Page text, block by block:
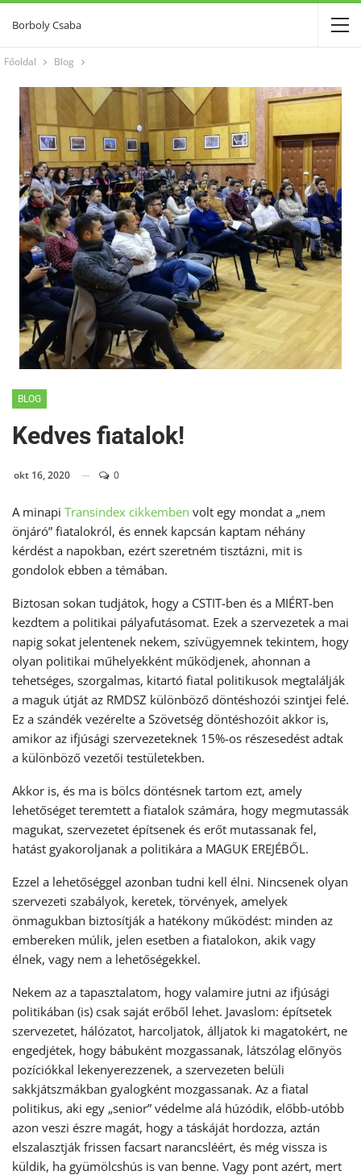
Borboly Csaba
Főoldal Blog
BLOG
Kedves fiatalok!
okt 16, 2020 0
A minapi Transindex cikkemben volt egy mondat a „nem
önjáró” fiatalokról, és ennek kapcsán kaptam néhány
kérdést a napokban, ezért szeretném tisztázni, mit is
gondolok ebben a témában.
Biztosan sokan tudjátok, hogy a CSTIT-ben és a MIÉRT-ben
kezdtem a politikai pályafutásomat. Ezek a szervezetek a mai
napig sokat jelentenek nekem, szívügyemnek tekintem, hogy
olyan politikai műhelyekként működjenek, ahonnan a
tehetséges, szorgalmas, kitartó fiatal politikusok megtalálják
a maguk útját az RMDSZ különböző döntéshozói szintjei felé.
Ez a szándék vezérelte a Szövetség döntéshozóit akkor is,
amikor az ifjúsági szervezeteknek 15%-os részesedést adtak
a különböző vezetői testületekben.
Akkor is, és ma is bölcs döntésnek tartom ezt, amely
lehetőséget teremtett a fiatalok számára, hogy megmutassák
magukat, szervezetet építsenek és erőt mutassanak fel,
hatást gyakoroljanak a politikára a MAGUK EREJÉBŐL.
Ezzel a lehetőséggel azonban tudni kell élni. Nincsenek olyan
szervezeti szabályok, keretek, törvények, amelyek
önmagukban biztosítják a hatékony működést: minden az
embereken múlik, jelen esetben a fiatalokon, akik vagy
élnek, vagy nem a lehetőségekkel.
Nekem az a tapasztalatom, hogy valamire jutni az ifjúsági
politikában (is) csak saját erőből lehet. Javaslom: építsetek
szervezetet, hálózatot, harcoljatok, álljatok ki magatokért, ne
engedjétek, hogy bábuként mozgassanak, látszólag előnyös
pozíciókkal lekenyerezzenek, a szervezeten belüli
sakkjátszmákban gyalogként mozgassanak. Az a fiatal
politikus, aki egy „senior” védelme alá húzódik, előbb-utóbb
azon veszi észre magát, hogy a táskáját hordozza, aztán
elszalasztják frissen facsart narancsléért, és még vissza is
küldik, ha gyümölcshús is van benne. Vagy pont azért, mert